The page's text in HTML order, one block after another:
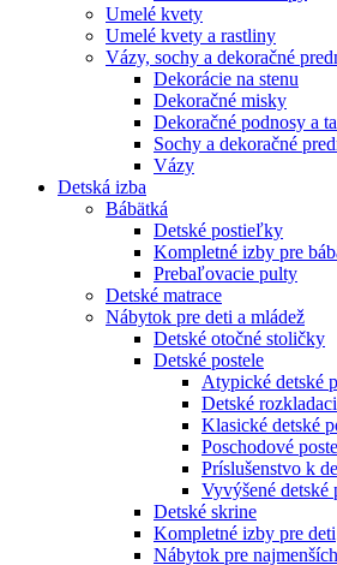
Umelé kvety
Umelé kvety a rastliny
Vázy, sochy a dekoračné
Dekorácie na stenu
Dekoračné misky
Dekoračné podnosy a
Sochy a dekoračné
Vázy
Detská izba
Bábätká
Detské postieľky
Kompletné izby pre
Prebaľovacie pulty
Detské matrace
Nábytok pre deti a mládež
Detské otočné stoličky
Detské postele
Atypické detské
Detské
Klasické detské
Poschodové
Príslušenstvo k
Vyvýšené detské
Detské skrine
Kompletné izby pre deti
Nábytok pre najmenších